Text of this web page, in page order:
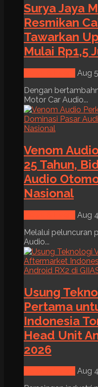
Surya Jaya
Resmikan
Tawarkan
Mulai Rp1,5
Aug
Dengan
Motor Car Audio...
Venom
25 Tahun,
Audio
Nasional
Aug
Melalui peluncuran
Audio...
Usung
Pertama
Indonesia
Head Unit
2026
Aug